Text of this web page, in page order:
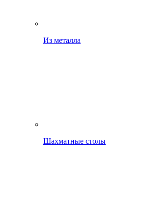
Из металла
Шахматные столы